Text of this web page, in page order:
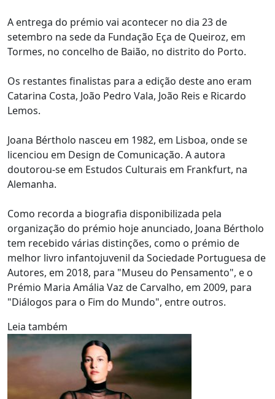
A entrega do prémio vai acontecer no dia 23 de
setembro na sede da Fundação Eça de Queiroz, em
Tormes, no concelho de Baião, no distrito do Porto.
Os restantes finalistas para a edição deste ano eram
Catarina Costa, João Pedro Vala, João Reis e Ricardo
Lemos.
Joana Bértholo nasceu em 1982, em Lisboa, onde se
licenciou em Design de Comunicação. A autora
doutorou-se em Estudos Culturais em Frankfurt, na
Alemanha.
Como recorda a biografia disponibilizada pela
organização do prémio hoje anunciado, Joana Bértholo
tem recebido várias distinções, como o prémio de
melhor livro infantojuvenil da Sociedade Portuguesa de
Autores, em 2018, para "Museu do Pensamento", e o
Prémio Maria Amália Vaz de Carvalho, em 2009, para
"Diálogos para o Fim do Mundo", entre outros.
Leia também